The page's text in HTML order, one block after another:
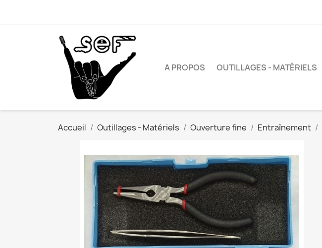
A PROPOS OUTILLAGES - MATÉRIELS
Accueil Outillages - Matériels Ouverture fine Entraînement